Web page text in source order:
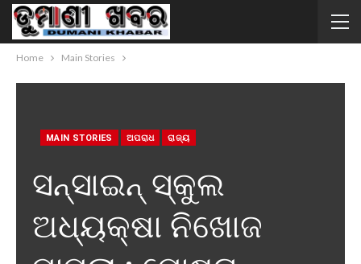
Home Main Stories
MAIN STORIES ଅପରାଧ ରାଜ୍ୟ
ସନ୍ସାଇନ୍ ସ୍କୁଲ
ଅଧ୍ୟକ୍ଷା ନିଖୋଜ